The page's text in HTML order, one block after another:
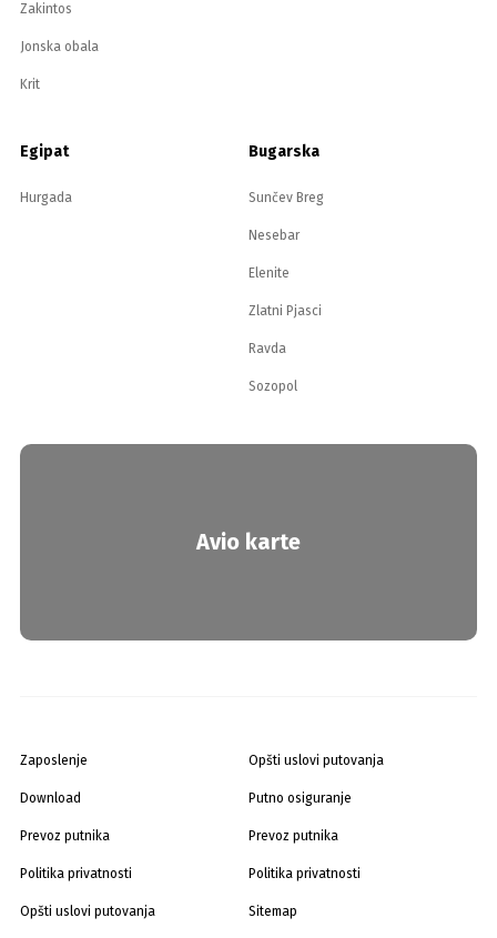
Zakintos
Jonska obala
Krit
Egipat
Hurgada
Bugarska
Sunčev Breg
Nesebar
Elenite
Zlatni Pjasci
Ravda
Sozopol
Avio karte
Zaposlenje
Download
Prevoz putnika
Politika privatnosti
Opšti uslovi putovanja
Opšti uslovi putovanja
Putno osiguranje
Prevoz putnika
Politika privatnosti
Sitemap